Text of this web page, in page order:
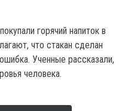
горячий напиток в
что стакан сделан
Ученные рассказали,
человека.